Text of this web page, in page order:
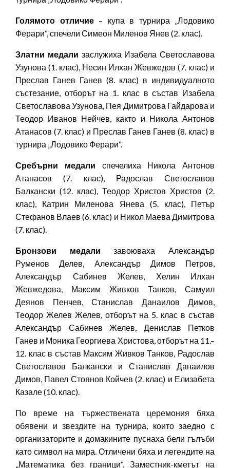
Голямото отличие– купа в турнира „Лодовико
Ферари“, спечели Симеон Миленов Янев (2. клас).
Златни медали заслужиха Изабела Светославова
Узунова (1. клас), Несин Илхан Жевжедов (7. клас) и
Преслав Ганев Ганев (8. клас) в индивидуалното
състезание, отборът на 1. клас в състав Изабела
Светославова Узунова, Пея Димитрова Гайдарова и
Теодор Иванов Нейчев, както и Никола Антонов
Атанасов (7. клас) и Преслав Ганев Ганев (8. клас) в
турнира „Лодовико Ферари“.
Сребърни медали спечелиха Никола Антонов
Атанасов (7. клас), Радослав Светославов
Балкански (12. клас), Теодор Христов Христов (2.
клас), Катрин Миленова Янева (5. клас), Петър
Стефанов Влаев (6. клас) и Никол Маева Димитрова
(7. клас).
Бронзови медали завоюваха Александър
Руменов Делев, Александър Димов Петров,
Александър Сабинев Желев, Хелин Илхан
Жевжедова, Максим Живков Танков, Самуил
Деянов Пенчев, Станислав Данаилов Димов,
Теодор Желев Желев, отборът на 5. клас в състав
Александър Сабинев Желев, Денислав Петков
Ганев и Моника Георгиева Христова, отборът на 11.–
12. клас в състав Максим Живков Танков, Радослав
Светославов Балкански и Станислав Данаилов
Димов, Павел Стоянов Койчев (2. клас) и Елизабета
Казале (10. клас).
По време на тържествената церемония бяха
обявени и звездите на турнира, които заедно с
организаторите и домакините пуснаха бели гълъби
като символ на мира. Отличени бяха и легендите на
„Математика без граници“. Заместник-кметът на